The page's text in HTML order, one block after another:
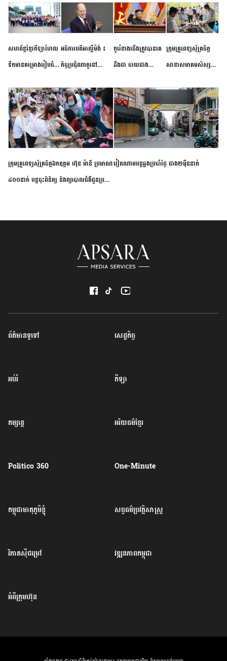
សហព័ន្ធខ្មែរកីឡាហែល
ទឹកមានគម្រោងរៀបចំ
កម្រិតបឋម ដល់ឧត្តម
សិក្សានាពេលខាងមុខ
អធិការបតីអាល្លឺម៉ង់ ៖
កិច្ចប្រជុំណាតូនៅ
ខាងមុខនឹងបញ្ជូនសញ្ញា
នៃភាពស្អិតរមួត និង
ការប្តេជ្ញាចិត្ត
កូរ៉េខាងជើងត្រូវបានគេ
ដឹងថា ចាយជាង
អភិវឌ្ឍន៍នុយក្លេអ៊ែរ
ក្រុមគ្រូពេទ្យស្ម័គ្រចិត្ត
សាខាសមាគមសិស្ស
ខេត្តកំពង់ចាម ចុះពិនិត្យ
ពិគ្រោះជំងឺទូទៅ និងផ្តល់
ថ្នាំពេទ្យជូនប្រជាពលរដ្ឋ
រស់នៅសង្កាត់បឹងកុក
ក្រុមគ្រូពេទ្យស្ម័គ្រចិត្តឯកឧត្តម ហ៊ុន ម៉ានី ប្រមាណ
៤០០នាក់ បន្តចុះពិនិត្យ និងព្យាបាលជំងឺជូនប្រជា
វៀតណាម​បន្ត​ឆ្លង​ប្រចាំថ្ងៃ​ ​ជាង​២​ម៉ឺន​នាក់​
ព័ត៌មានទូទៅ សេដ្ឋកិច្ច
អប់រំ កីឡា
កម្សាន្ត អរិយធម៌ខ្មែរ
Politico 360 One-Minute
កម្ពុជាមាតុភូមិខ្ញុំ សច្ចធម៌ប្រវត្តិសាស្ត្រ
វិភាគសុីជម្រៅ វឌ្ឍនភាពកម្ពុជា
អំពីក្រុមហ៊ុន